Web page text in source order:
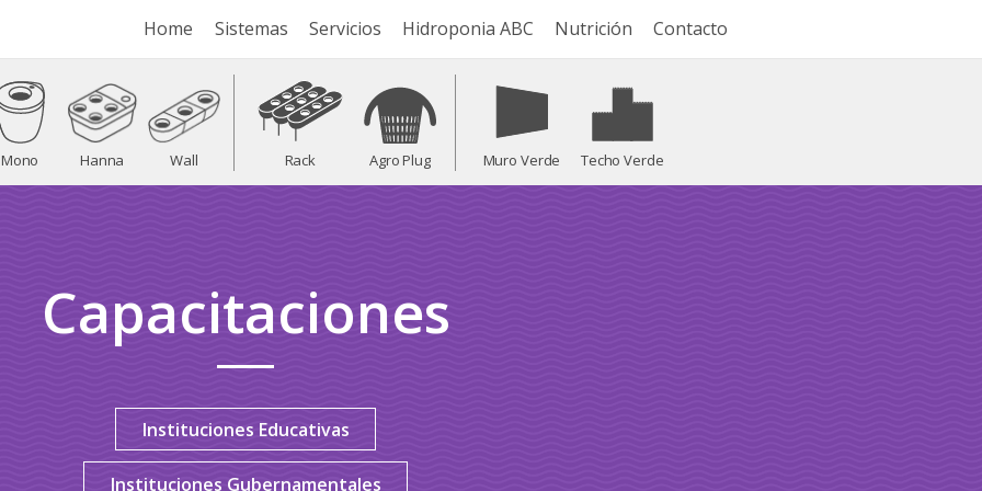
Home Sistemas Servicios Hidroponia ABC Nutrición Contacto
Mono Hanna Wall Rack Agro Plug Muro Verde Techo Verde
Capacitaciones
Instituciones Educativas
Instituciones Gubernamentales